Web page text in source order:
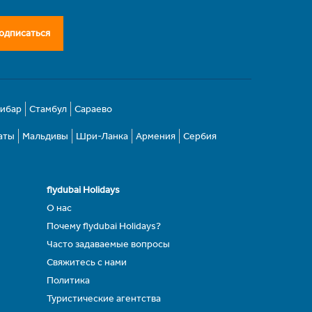
Стамбул Сараево
Мальдивы Шри-Ланка Армения Сербия
flydubai Holidays
О нас
Почему flydubai Holidays?
Часто задаваемые вопросы
Свяжитесь с нами
Политика
Туристические агентства